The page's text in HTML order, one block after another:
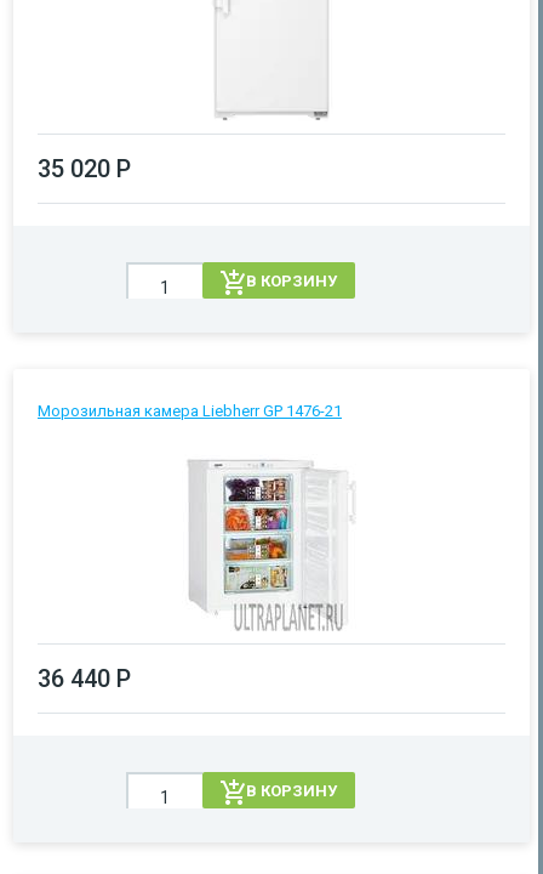
35 020 Р
В КОРЗИНУ
Морозильная камера Liebherr GP 1476-21
36 440 Р
В КОРЗИНУ